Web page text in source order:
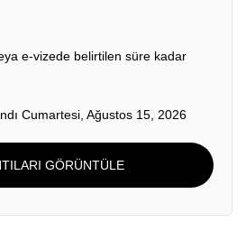
e-vizede belirtilen süre kadar
Cumartesi, Ağustos 15, 2026
GÖRÜNTÜLE